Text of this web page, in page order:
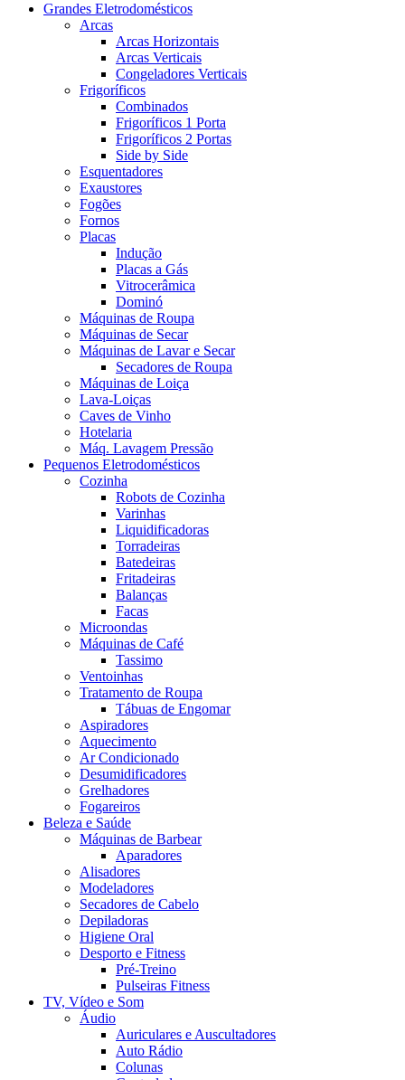
Grandes Eletrodomésticos
Arcas
Arcas Horizontais
Arcas Verticais
Congeladores Verticais
Frigoríficos
Combinados
Frigoríficos 1 Porta
Frigoríficos 2 Portas
Side by Side
Esquentadores
Exaustores
Fogões
Fornos
Placas
Indução
Placas a Gás
Vitrocerâmica
Dominó
Máquinas de Roupa
Máquinas de Secar
Máquinas de Lavar e Secar
Secadores de Roupa
Máquinas de Loiça
Lava-Loiças
Caves de Vinho
Hotelaria
Máq. Lavagem Pressão
Pequenos Eletrodomésticos
Cozinha
Robots de Cozinha
Varinhas
Liquidificadoras
Torradeiras
Batedeiras
Fritadeiras
Balanças
Facas
Microondas
Máquinas de Café
Tassimo
Ventoinhas
Tratamento de Roupa
Tábuas de Engomar
Aspiradores
Aquecimento
Ar Condicionado
Desumidificadores
Grelhadores
Fogareiros
Beleza e Saúde
Máquinas de Barbear
Aparadores
Alisadores
Modeladores
Secadores de Cabelo
Depiladoras
Higiene Oral
Desporto e Fitness
Pré-Treino
Pulseiras Fitness
TV, Vídeo e Som
Áudio
Auriculares e Auscultadores
Auto Rádio
Colunas